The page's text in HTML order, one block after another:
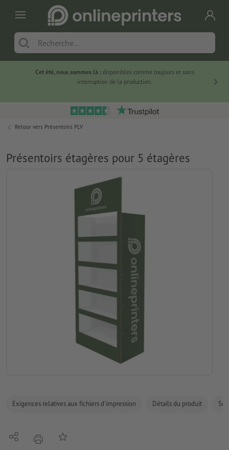
Cet été, nous sommes là :disponibles comme toujours et sans
interruption de la production.
Retour vers Présentoirs PLV
Présentoirs étagères pour 5 étagères
Exigences relatives aux fichiers d'impression Détails du produit
PartagerimprimerAjouter à liste d'article